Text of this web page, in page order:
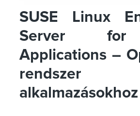
SUSE Linux
Server
Applications –
rendszer
alkalmazásokhoz